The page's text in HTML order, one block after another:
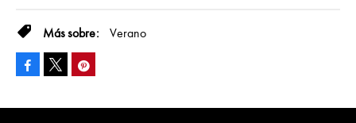
Verano
Facebook